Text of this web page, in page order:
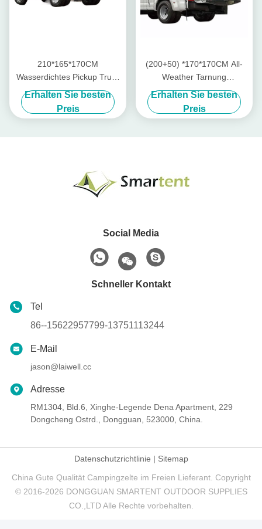
210*165*170CM
Wasserdichtes Pickup Truck
Tail Shelter Dachzelt für
Camping und Outdoor-
Aktivitäten
Erhalten Sie besten
Preis
(200+50) *170*170CM All-
Weather Tarnung
Wasserdicht Polyester 210D
Pop Up Pickup Truck
Hinterzelt Für Outdoor-
Erhalten Sie besten
Preis
Social Media
Schneller Kontakt
Tel
86--15622957799-13751113244
E-Mail
jason@laiwell.cc
Adresse
RM1304, Bld.6, Xinghe-Legende Dena Apartment, 229
Dongcheng Ostrd., Dongguan, 523000, China.
Datenschutzrichtlinie | Sitemap
China Gute Qualität Campingzelte im Freien Lieferant. Copyright
© 2016-2026 DONGGUAN SMARTENT OUTDOOR SUPPLIES
CO.,LTD Alle Rechte vorbehalten.